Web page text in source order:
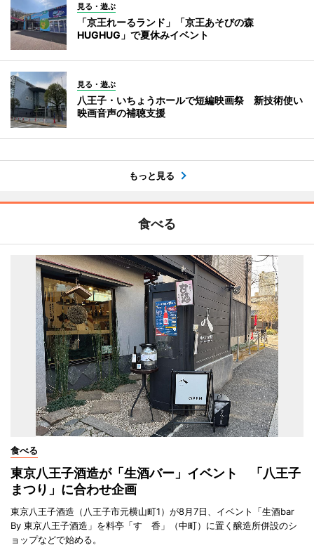
見る・遊ぶ
「京王れーるランド」「京王あそびの森
HUGHUG」で夏休みイベント
見る・遊ぶ
八王子・いちょうホールで短編映画祭 新技術使い
映画音声の補聴支援
もっと見る
食べる
食べる
東京八王子酒造が「生酒バー」イベント 「八王子
まつり」に合わせ企画
東京八王子酒造（八王子市元横山町1）が8月7日、イベント「生酒bar
By 東京八王子酒造」を料亭「すゞ香」（中町）に置く醸造所併設のシ
ョップなどで始める。